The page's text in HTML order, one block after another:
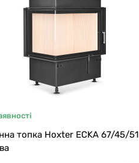
топка Hoxter ECKA 67/45/51